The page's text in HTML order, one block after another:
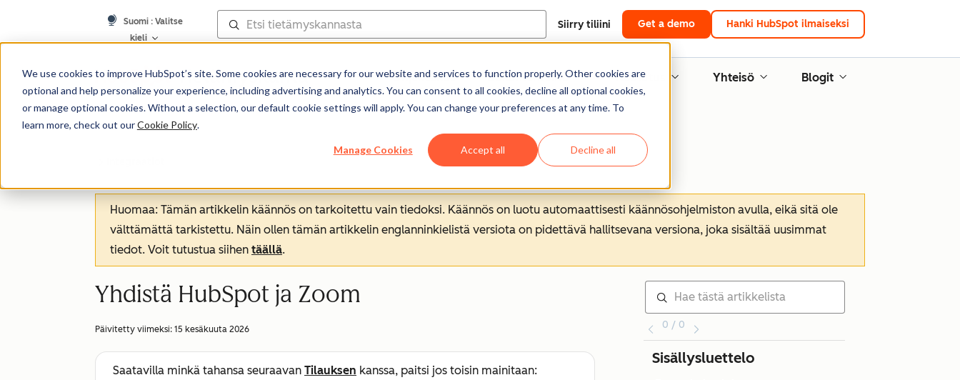
We use cookies to improve HubSpot’s site. Some cookies are necessary for our website and services to function properly. Other cookies are
optional and help personalize your experience, including advertising and analytics. You can consent to all cookies, decline all optional cookies,
or manage optional cookies. Without a selection, our default cookie settings will apply. You can change your preferences at any time. To
learn more, check out ourCookie Policy.
Manage Cookies Accept all Decline all
Suomi : Valitse
kieli
Siirry tiliini Get a demo Hanki HubSpot ilmaiseksi
Tietämyskanta Ohjekeskus Dokumentointi Koulutus Yhteisö Blogit
Huomaa: Tämän artikkelin käännös on tarkoitettu vain tiedoksi. Käännös on luotu automaattisesti käännösohjelmiston avulla, eikä sitä ole
välttämättä tarkistettu. Näin ollen tämän artikkelin englanninkielistä versiota on pidettävä hallitsevana versiona, joka sisältää uusimmat
tiedot. Voit tutustua siihen täällä.
Yhdistä HubSpot ja Zoom
Päivitetty viimeksi: 15 kesäkuuta 2026
Saatavilla minkä tahansa seuraavan Tilauksen kanssa, paitsi jos toisin mainitaan:
0 / 0
Sisällysluettelo